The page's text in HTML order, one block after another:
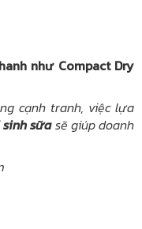
như Compact Dry
cạnh tranh, việc lựa
sữasẽ giúp doanh